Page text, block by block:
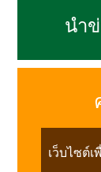
นำ
เว็บไซต์